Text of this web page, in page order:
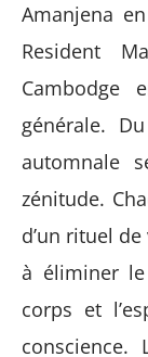
Amanjena
Resident
Cambodge
générale.
automnale
zénitude.
d’un rituel
à éliminer
corps et
conscience.